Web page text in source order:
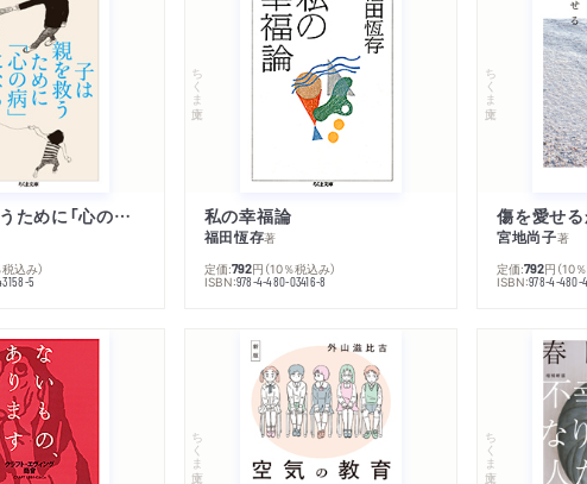
子は親を救うために「心の病」になる
税込み）
5
ちくま文庫
私の幸福論
福田恆存著
定価:792円 （10％税込み）
ISBN:978-4-480-03416-8
ちくま文庫
傷を愛せ
宮地尚子著
定価:792円 （10
ISBN:978-4-480-
ちくま文庫 ちくま文庫